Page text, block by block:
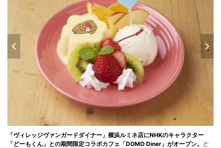
「ヴィレッジヴァンガードダイナー」横浜ルミネ店にNHKのキャラクター
「どーもくん」との期間限定コラボカフェ「DOMO Diner」がオープン。
ど